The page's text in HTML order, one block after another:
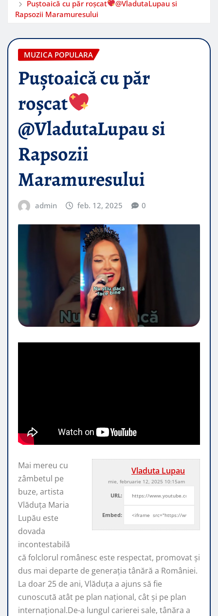
Puștoaică cu păr roșcat
​@VladutaLupau si
Rapsozii Maramuresului
MUZICA POPULARA
Puștoaică cu păr
roșcat
@VladutaLupau si
Rapsozii
Maramuresului
admin feb. 12, 2025 0
Vladuta Lupau
mie, februarie 12, 2025 10:15am
URL:
Embed:
Mai mereu cu
zâmbetul pe
buze, artista
Vlăduța Maria
Lupău este
dovada
incontestabilă
că folclorul românesc este respectat, promovat şi
dus mai departe de generaţia tânără a României.
La doar 25 de ani, Vlăduța a ajuns să fie
cunoscută atât pe plan naţional, cât şi pe plan
internaţional.De-a lungul carierei sale, tânăra a